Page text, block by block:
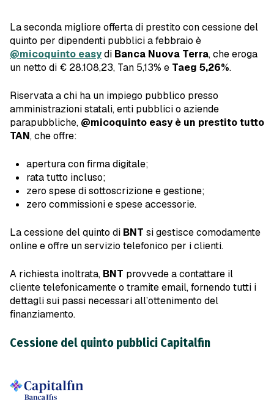
La seconda migliore offerta di prestito con cessione del
quinto per dipendenti pubblici a febbraio è
@micoquinto easydi Banca Nuova Terra, che eroga
un netto di € 28.108,23, Tan 5,13% e Taeg 5,26%.
Riservata a chi ha un impiego pubblico presso
amministrazioni statali, enti pubblici o aziende
parapubbliche, @micoquinto easy è un prestito tutto
TAN, che offre:
apertura con firma digitale;
rata tutto incluso;
zero spese di sottoscrizione e gestione;
zero commissioni e spese accessorie.
La cessione del quinto di BNT si gestisce comodamente
online e offre un servizio telefonico per i clienti.
A richiesta inoltrata, BNT provvede a contattare il
cliente telefonicamente o tramite email, fornendo tutti i
dettagli sui passi necessari all’ottenimento del
finanziamento.
Cessione del quinto pubblici Capitalfin